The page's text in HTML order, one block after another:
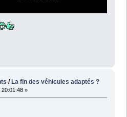
/ La fin des véhicules adaptés ?
20:01:48 »